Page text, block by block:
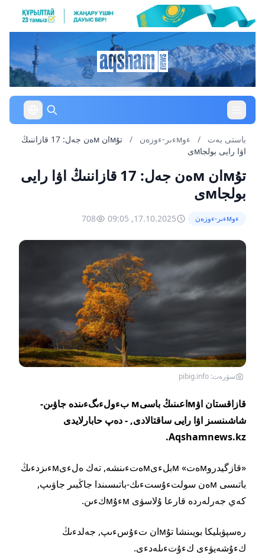
باستى بەت / ءوмءىر-ءوزەن /
تۇмان мەن جەل: 17 قازاننىڭ
اۋا رايى بولجاмى
تۇмان мەن جەل: 17 قازاننىڭ اۋا رايى
بولجاмى
ءوмءىر-ءوزەن 17.10.2025, 09:05
708
سۋرەت: pibig.info
قازاقستان اۋмاعىنىڭ باسىм بءولءىگءىندە جاۋىن-
شاشىنسىز اۋا رايى ساقتالادى, - دەپ حابارلايدى
Aqshamnews.kz.
«قازگيدروмەت» мبلءىмەتءىنشە, تەك ەلءىмءىزدءىڭ
باتىسى мەن سولتءۇستءىك-باتىسىندا جاڭبىر جاۋىپ,
كەي جەرلەردە قارعا ۇلاسۋى мءۇмكءىن.
رەسپۋبليكا بويىنشا تۇмان تءۇسءىپ, جەلدءىڭ
كءۇشەيۋءى كءۇتءىلەدءى.